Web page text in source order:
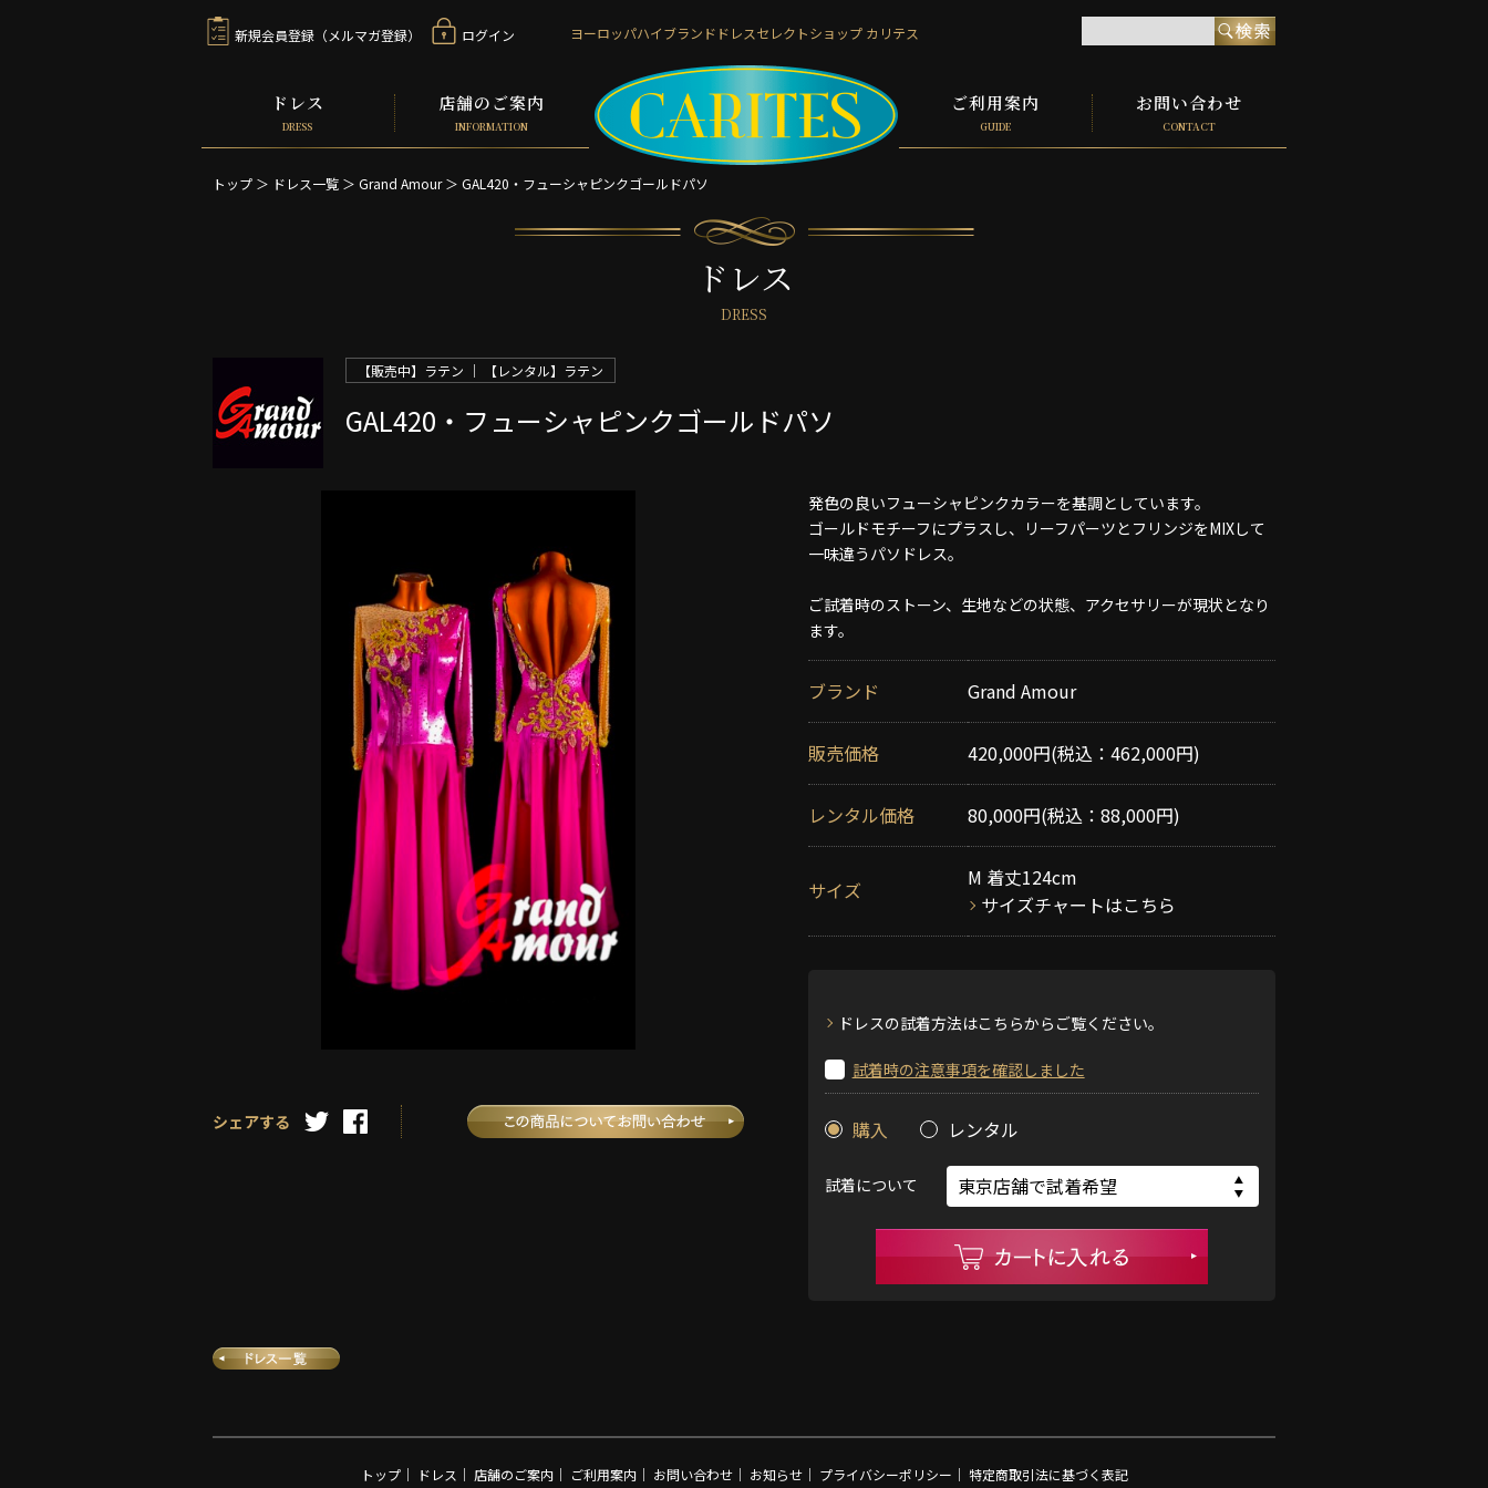
ヨーロッパハイブランド ドレスセレクトショップ カリテス
ドレス
DRESS
店舗のご案内
INFORMATION
ご利用案内
GUIDE
お問い合わせ
CONTACT
新規会員登録（メルマガ登録） ログイン
トップ ＞ ドレス一覧 ＞ Grand Amour ＞ GAL420・フューシャピンクゴールドパソ
ドレス
DRESS
【販売中】ラテン ｜ 【レンタル】ラテン
GAL420・フューシャピンクゴールドパソ
シェアする
発色の良いフューシャピンクカラーを基調としています。
ゴールドモチーフにプラスし、リーフパーツとフリンジをMIXして
一味違うパソドレス。
ご試着時のストーン、生地などの状態、アクセサリーが現状となり
ます。
ブランド Grand Amour
販売価格 420,000円(税込：462,000円)
レンタル価格 80,000円(税込：88,000円)
サイズ
M 着丈124cm
サイズチャートはこちら
ドレスの試着方法はこちらからご覧ください。
試着時の注意事項を確認しました
購入 レンタル
試着について
トップ｜ ドレス ｜ 店舗のご案内｜ ご利用案内｜ お問い合わせ｜ お知らせ｜ プライバシーポリシー ｜ 特定商取引法に基づく表記